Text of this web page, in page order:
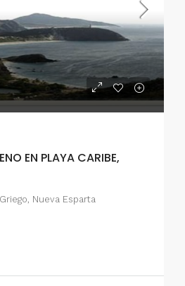
EN PLAYA CARIBE,
Nueva Esparta